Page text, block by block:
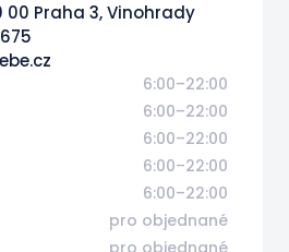
00 Praha 3, Vinohrady
6:00–22:00
6:00–22:00
6:00–22:00
6:00–22:00
6:00–22:00
pro objednané